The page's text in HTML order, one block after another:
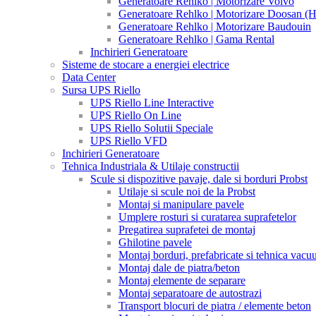
Generatoare Rehlko | Motorizare Doosan
Generatoare Rehlko | Motorizare Baudouin
Generatoare Rehlko | Gama Rental
Inchirieri Generatoare
Sisteme de stocare a energiei electrice
Data Center
Sursa UPS Riello
UPS Riello Line Interactive
UPS Riello On Line
UPS Riello Solutii Speciale
UPS Riello VFD
Inchirieri Generatoare
Tehnica Industriala & Utilaje constructii
Scule si dispozitive pavaje, dale si borduri Probst
Utilaje si scule noi de la Probst
Montaj si manipulare pavele
Umplere rosturi si curatarea suprafetelor
Pregatirea suprafetei de montaj
Ghilotine pavele
Montaj borduri, prefabricate si tehnica
Montaj dale de piatra/beton
Montaj elemente de separare
Montaj separatoare de autostrazi
Transport blocuri de piatra / elemente beton